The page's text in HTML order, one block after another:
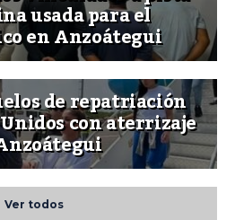
usada para el
en Anzoátegui
de repatriación
con aterrizaje
Ver todos